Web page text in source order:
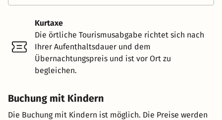
Kurtaxe
Die örtliche Tourismusabgabe richtet sich nach
Ihrer Aufenthaltsdauer und dem
Übernachtungspreis und ist vor Ort zu
begleichen.
Buchung mit Kindern
Die Buchung mit Kindern ist möglich. Die Preise werden